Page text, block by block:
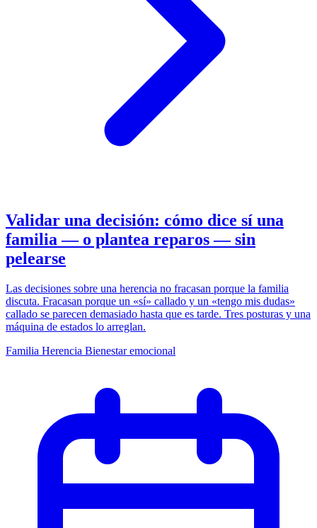
Validar una decisión: cómo dice sí una
familia — o plantea reparos — sin
pelearse
Las decisiones sobre una herencia no fracasan porque la familia
discuta. Fracasan porque un «sí» callado y un «tengo mis dudas»
callado se parecen demasiado hasta que es tarde. Tres posturas y una
máquina de estados lo arreglan.
Familia Herencia Bienestar emocional